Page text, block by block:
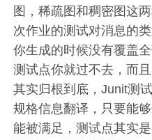
图，稀疏图和稠密图这
次作业的测试对消息的
你生成的时候没有覆盖
测试点你就过不去，而
其实归根到底，Junit测
规格信息翻译，只要能
能被满足，测试点其实